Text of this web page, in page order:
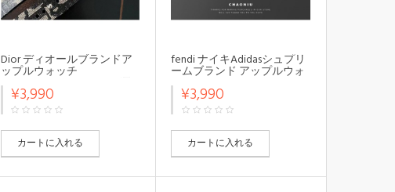
Dior ディオールブランドア
ップルウォッチ
10/x/ultra2/SE2バンド お洒
落アップルウォッチ
10/9/se2/ultra2ハンド 腕時
計 ストラップapple watch
10/9/8ストラップ ファッシ
ョン
¥3,990
カートに入れる
fendi ナイキAdidasシュプリ
ームブランド アップルウォ
ッチ10/9/se2/ultra2ハンドメ
ンズ レディースモノグラム
アップルウォッチ
10/x/ultra2/SE2バンド調節可
能
¥3,990
カートに入れる